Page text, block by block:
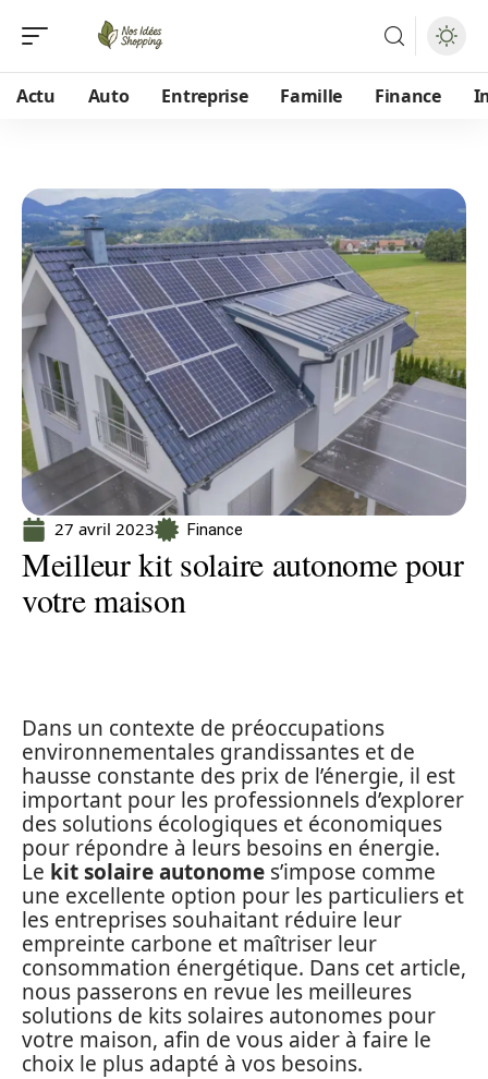
Actu Auto Entreprise Famille Finance
27 avril 2023 Finance
Meilleur kit solaire autonome pour
votre maison
Dans un contexte de préoccupations
environnementales grandissantes et de
hausse constante des prix de l’énergie, il est
important pour les professionnels d’explorer
des solutions écologiques et économiques
pour répondre à leurs besoins en énergie.
Le kit solaire autonome s’impose comme
une excellente option pour les particuliers et
les entreprises souhaitant réduire leur
empreinte carbone et maîtriser leur
consommation énergétique. Dans cet article,
nous passerons en revue les meilleures
solutions de kits solaires autonomes pour
votre maison, afin de vous aider à faire le
choix le plus adapté à vos besoins.